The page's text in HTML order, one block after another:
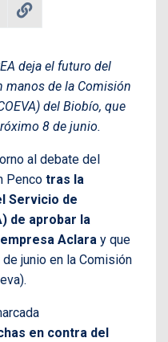
deja el futuro del
manos de la Comisión
del Biobío, que
8 de junio.
al debate del
Penco tras la
Servicio de
de aprobar la
Aclara y que
junio en la Comisión
en contra del